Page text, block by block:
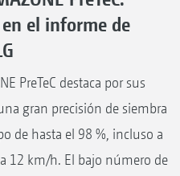
el informe de
PreTeC destaca por sus
gran precisión de siembra
de hasta el 98 %, incluso a
12 km/h. El bajo número de